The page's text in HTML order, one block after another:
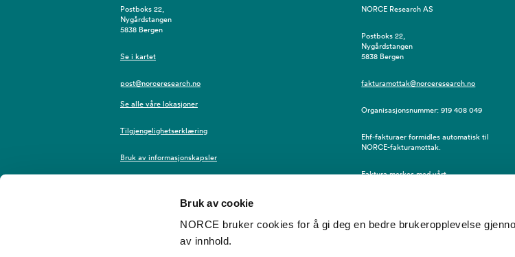
Bruk av cookie
NORCE bruker cookies for å gi deg en bedre brukeropplevelse
av innhold.
Postboks 22,
Nygårdstangen
5838 Bergen
Se i kartet
post@norceresearch.no
Se alle våre lokasjoner
Tilgjengelighetserklæring
Bruk av informasjonskapsler
NORCE Research AS
Postboks 22,
Nygårdstangen
5838 Bergen
fakturamottak@norceresearch.no
Organisasjonsnummer: 919 408 049
Ehf-fakturaer formidles automatisk til
NORCE-fakturamottak.
Faktura merkes med vårt